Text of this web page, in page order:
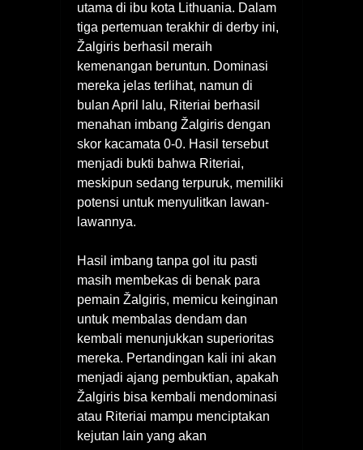
utama di ibu kota Lithuania. Dalam
tiga pertemuan terakhir di derby ini,
Žalgiris berhasil meraih
kemenangan beruntun. Dominasi
mereka jelas terlihat, namun di
bulan April lalu, Riteriai berhasil
menahan imbang Žalgiris dengan
skor kacamata 0-0. Hasil tersebut
menjadi bukti bahwa Riteriai,
meskipun sedang terpuruk, memiliki
potensi untuk menyulitkan lawan-
lawannya.
Hasil imbang tanpa gol itu pasti
masih membekas di benak para
pemain Žalgiris, memicu keinginan
untuk membalas dendam dan
kembali menunjukkan superioritas
mereka. Pertandingan kali ini akan
menjadi ajang pembuktian, apakah
Žalgiris bisa kembali mendominasi
atau Riteriai mampu menciptakan
kejutan lain yang akan